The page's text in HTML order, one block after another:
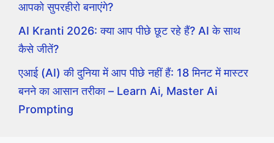
आपको सुपरहीरो बनाएंगे?
AI Kranti 2026: क्या आप पीछे छूट रहे हैं? AI के साथ
कैसे जीतें?
एआई (AI) की दुनिया में आप पीछे नहीं हैं: 18 मिनट में मास्टर
बनने का आसान तरीका – Learn Ai, Master Ai
Prompting